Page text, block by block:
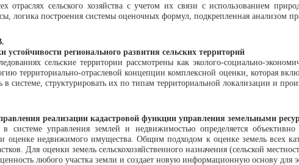
отраслях сельского хозяйства с учетом их связи с использованием
логика построения системы оценочных формул, подкрепленная анализом
устойчивости регионального развития сельских территорий
сельские территории рассмотрены как эколого-социально-
территориально-отраслевой концепции комплексной оценки, которая
в системе, структурировать их по типам территориальной локализации и
реализации кадастровой функции управления земельными
в системе управления землей и недвижимостью определяется
и оценке недвижимого имущества. Общим подходом к оценке земель всех
Для оценки земель сельскохозяйственного назначения (сельской
любого участка земли и создает новую информационную основу для